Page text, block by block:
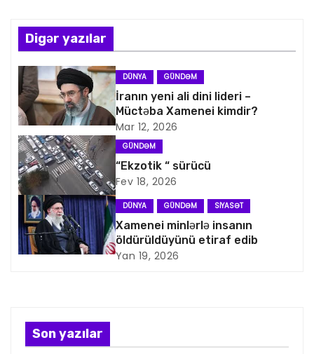
n
a
v
i
q
a
s
i
s
Digər yazılar
DÜNYA GÜNDƏM
İranın yeni ali dini lideri –
Müctəba Xamenei kimdir?
Mar 12, 2026
GÜNDƏM
“Ekzotik “ sürücü
Fev 18, 2026
DÜNYA GÜNDƏM SIYASƏT
Xamenei minlərlə insanın
öldürüldüyünü etiraf edib
Yan 19, 2026
Son yazılar